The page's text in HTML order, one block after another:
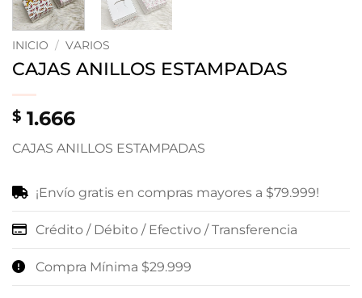
INICIO / VARIOS
CAJAS ANILLOS ESTAMPADAS
$ 1.666
CAJAS ANILLOS ESTAMPADAS
¡Envío gratis en compras mayores a $79.999!
Crédito / Débito / Efectivo / Transferencia
Compra Mínima $29.999